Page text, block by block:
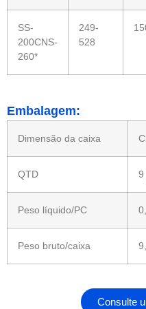
SS-
200CNS-
260*
249-
528
Embalagem:
Dimensão da caixa
QTD 9
Peso líquido/PC
Peso bruto/caixa
Consulte